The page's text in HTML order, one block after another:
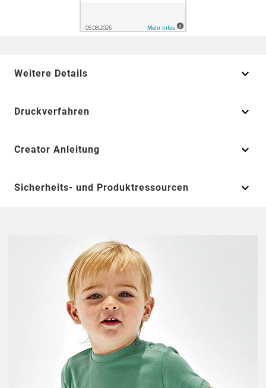
Weitere Details
Druckverfahren
Creator Anleitung
Sicherheits- und Produktressourcen